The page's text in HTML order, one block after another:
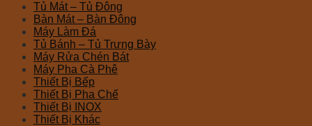
Tủ Mát – Tủ Đông
Bàn Mát – Bàn Đông
Máy Làm Đá
Tủ Bánh – Tủ Trưng Bày
Máy Rửa Chén Bát
Máy Pha Cà Phê
Thiết Bị Bếp
Thiết Bị Pha Chế
Thiết Bị INOX
Thiết Bị Khác